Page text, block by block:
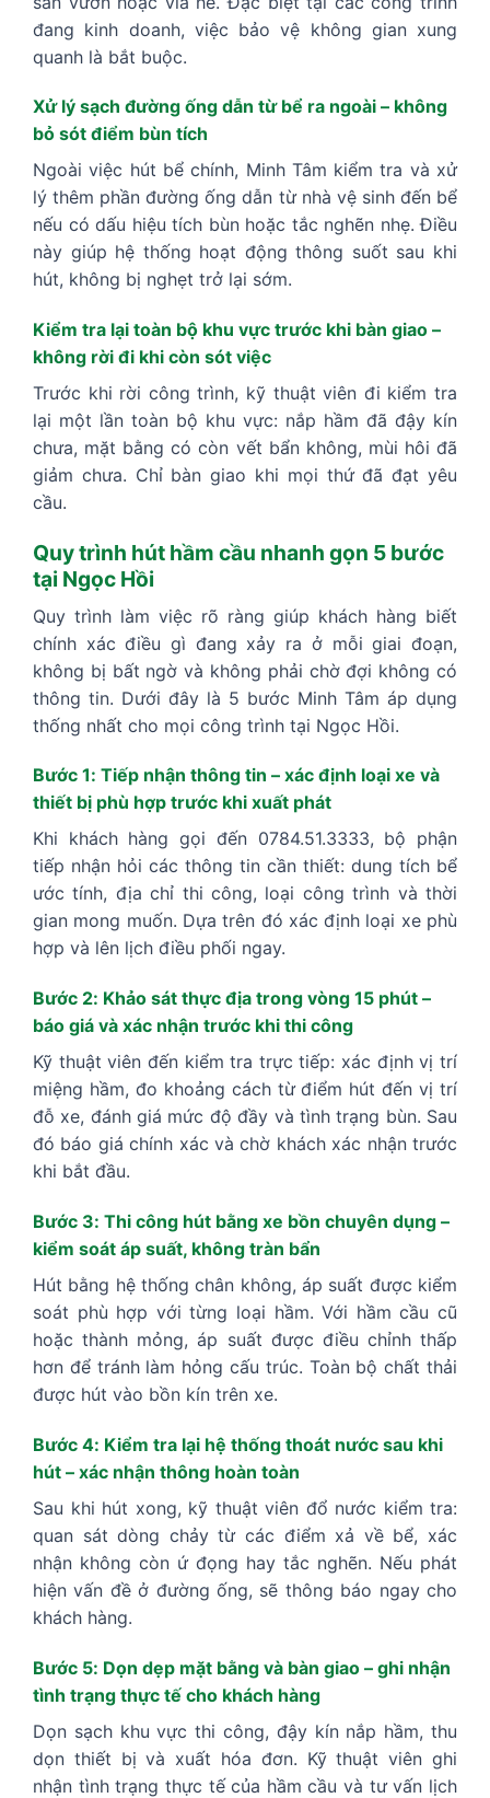
đang kinh doanh, việc bảo vệ không gian xung
quanh là bắt buộc.
Xử lý sạch đường ống dẫn từ bể ra ngoài – không
bỏ sót điểm bùn tích
Ngoài việc hút bể chính, Minh Tâm kiểm tra và xử
lý thêm phần đường ống dẫn từ nhà vệ sinh đến bể
nếu có dấu hiệu tích bùn hoặc tắc nghẽn nhẹ. Điều
này giúp hệ thống hoạt động thông suốt sau khi
hút, không bị nghẹt trở lại sớm.
Kiểm tra lại toàn bộ khu vực trước khi bàn giao –
không rời đi khi còn sót việc
Trước khi rời công trình, kỹ thuật viên đi kiểm tra
lại một lần toàn bộ khu vực: nắp hầm đã đậy kín
chưa, mặt bằng có còn vết bẩn không, mùi hôi đã
giảm chưa. Chỉ bàn giao khi mọi thứ đã đạt yêu
cầu.
Quy trình hút hầm cầu nhanh gọn 5 bước
tại Ngọc Hồi
Quy trình làm việc rõ ràng giúp khách hàng biết
chính xác điều gì đang xảy ra ở mỗi giai đoạn,
không bị bất ngờ và không phải chờ đợi không có
thông tin. Dưới đây là 5 bước Minh Tâm áp dụng
thống nhất cho mọi công trình tại Ngọc Hồi.
Bước 1: Tiếp nhận thông tin – xác định loại xe và
thiết bị phù hợp trước khi xuất phát
Khi khách hàng gọi đến 0784.51.3333, bộ phận
tiếp nhận hỏi các thông tin cần thiết: dung tích bể
ước tính, địa chỉ thi công, loại công trình và thời
gian mong muốn. Dựa trên đó xác định loại xe phù
hợp và lên lịch điều phối ngay.
Bước 2: Khảo sát thực địa trong vòng 15 phút –
báo giá và xác nhận trước khi thi công
Kỹ thuật viên đến kiểm tra trực tiếp: xác định vị trí
miệng hầm, đo khoảng cách từ điểm hút đến vị trí
đỗ xe, đánh giá mức độ đầy và tình trạng bùn. Sau
đó báo giá chính xác và chờ khách xác nhận trước
khi bắt đầu.
Bước 3: Thi công hút bằng xe bồn chuyên dụng –
kiểm soát áp suất, không tràn bẩn
Hút bằng hệ thống chân không, áp suất được kiểm
soát phù hợp với từng loại hầm. Với hầm cầu cũ
hoặc thành mỏng, áp suất được điều chỉnh thấp
hơn để tránh làm hỏng cấu trúc. Toàn bộ chất thải
được hút vào bồn kín trên xe.
Bước 4: Kiểm tra lại hệ thống thoát nước sau khi
hút – xác nhận thông hoàn toàn
Sau khi hút xong, kỹ thuật viên đổ nước kiểm tra:
quan sát dòng chảy từ các điểm xả về bể, xác
nhận không còn ứ đọng hay tắc nghẽn. Nếu phát
hiện vấn đề ở đường ống, sẽ thông báo ngay cho
khách hàng.
Bước 5: Dọn dẹp mặt bằng và bàn giao – ghi nhận
tình trạng thực tế cho khách hàng
Dọn sạch khu vực thi công, đậy kín nắp hầm, thu
dọn thiết bị và xuất hóa đơn. Kỹ thuật viên ghi
nhận tình trạng thực tế của hầm cầu và tư vấn lịch